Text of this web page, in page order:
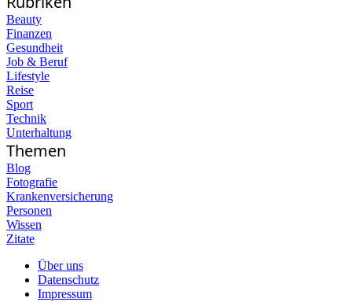
Beauty
Finanzen
Gesundheit
Job & Beruf
Lifestyle
Reise
Sport
Technik
Unterhaltung
Themen
Blog
Fotografie
Krankenversicherung
Personen
Wissen
Zitate
Über uns
Datenschutz
Impressum